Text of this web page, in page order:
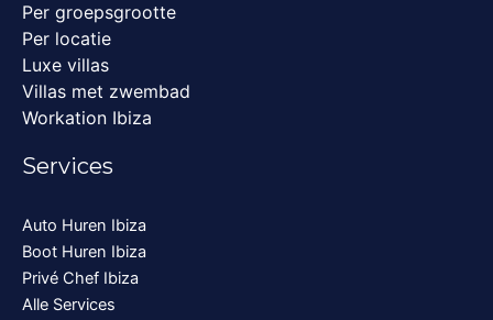
Per groepsgrootte
Per locatie
Luxe villas
Villas met zwembad
Workation Ibiza
Services
Auto Huren Ibiza
Boot Huren Ibiza
Privé Chef Ibiza
Alle Services